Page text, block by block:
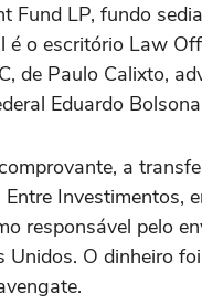
Fund LP, fundo
é o escritório Law
de Paulo Calixto,
Eduardo
a
Entre Investimentos,
responsável pelo
Unidos. O dinheiro